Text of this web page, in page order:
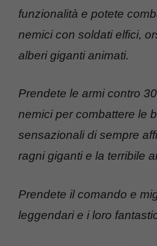
funzionalità e potete
nemici con soldati elfici,
alberi giganti animati.
Prendete le armi contro
nemici per combattere le
sensazionali di sempre
ragni giganti e la terribile
Prendete il comando e
leggendari e i loro